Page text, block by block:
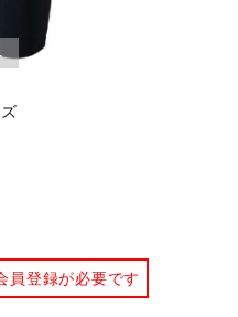
員登録が必要です